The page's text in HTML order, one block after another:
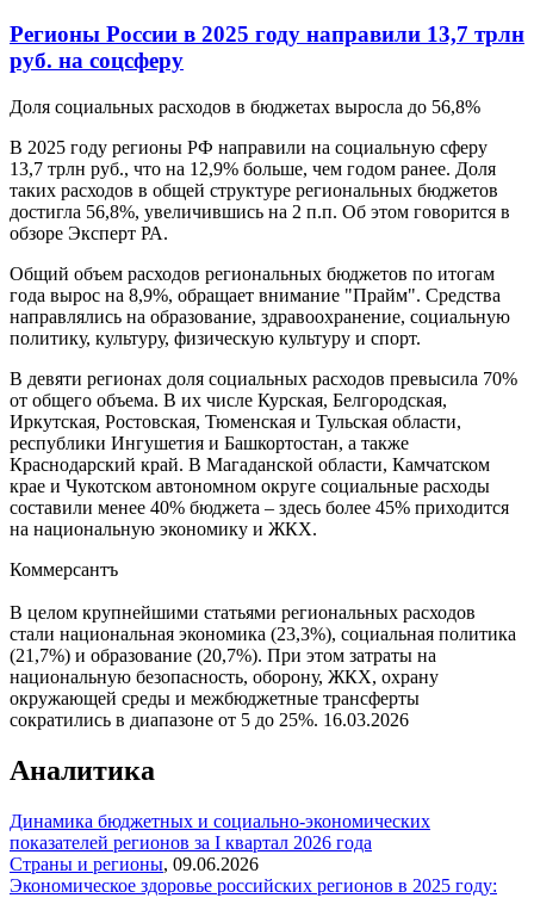
Регионы России в 2025 году направили 13,7 трлн
руб. на соцсферу
Доля социальных расходов в бюджетах выросла до 56,8%
В 2025 году регионы РФ направили на социальную сферу
13,7 трлн руб., что на 12,9% больше, чем годом ранее. Доля
таких расходов в общей структуре региональных бюджетов
достигла 56,8%, увеличившись на 2 п.п. Об этом говорится в
обзоре Эксперт РА.
Общий объем расходов региональных бюджетов по итогам
года вырос на 8,9%, обращает внимание "Прайм". Средства
направлялись на образование, здравоохранение, социальную
политику, культуру, физическую культуру и спорт.
В девяти регионах доля социальных расходов превысила 70%
от общего объема. В их числе Курская, Белгородская,
Иркутская, Ростовская, Тюменская и Тульская области,
республики Ингушетия и Башкортостан, а также
Краснодарский край. В Магаданской области, Камчатском
крае и Чукотском автономном округе социальные расходы
составили менее 40% бюджета – здесь более 45% приходится
на национальную экономику и ЖКХ.
Коммерсантъ
В целом крупнейшими статьями региональных расходов
стали национальная экономика (23,3%), социальная политика
(21,7%) и образование (20,7%). При этом затраты на
национальную безопасность, оборону, ЖКХ, охрану
окружающей среды и межбюджетные трансферты
сократились в диапазоне от 5 до 25%. 16.03.2026
Аналитика
Динамика бюджетных и социально-экономических
показателей регионов за I квартал 2026 года
Страны и регионы, 09.06.2026
Экономическое здоровье российских регионов в 2025 году: